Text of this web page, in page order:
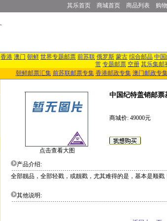
其乐首页 商城首页 商品列表 购
香港 澳门 朝鲜 世界专题邮票 前苏联 俄罗斯 蒙古 综合邮品 中国
赏 专题邮票 空册 其乐集邮
朝鲜邮票汇集 前苏联邮票专集 香港邮政专集 澳门邮政专
点击查看大图
中国纪特盖销邮票
商城价: 49000元
产品介绍:
全部靓品，全部轻戳，或靓戳，尤其难得的是，基本是顺戳
其他说明: